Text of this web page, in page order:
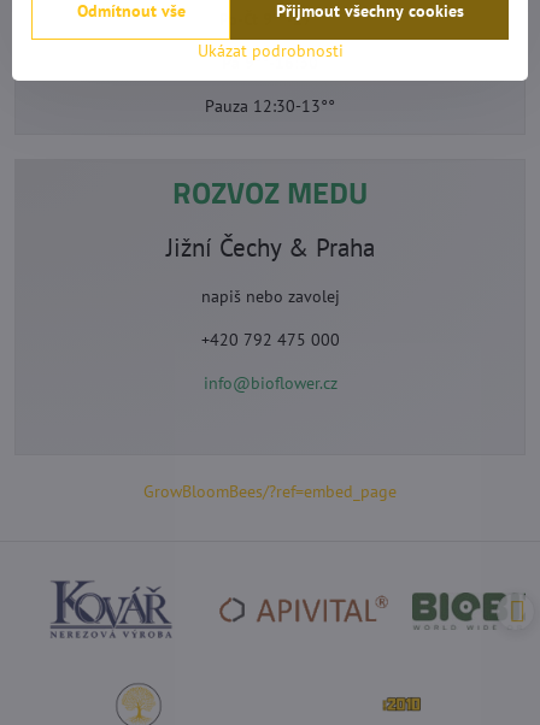
Po-Čt 9°°-17°°
Pá 9°°-16:30
Pauza 12:30-13°°
ROZVOZ MEDU
Jižní Čechy & Praha
napiš nebo zavolej
+420 792 475 000
info@bioflower.cz
GrowBloomBees/?ref=embed_page
Ukázat podrobnosti
Přijmout všechny cookies
Odmítnout vše